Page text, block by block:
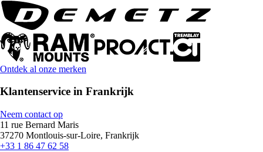
Ontdek al onze merken
Klantenservice in Frankrijk
Neem contact op
11 rue Bernard Maris
37270 Montlouis-sur-Loire, Frankrijk
+33 1 86 47 62 58